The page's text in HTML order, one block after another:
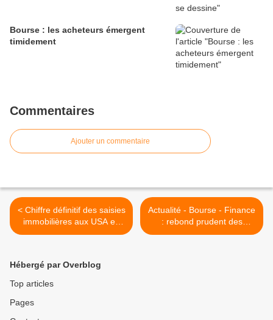
Bourse : les acheteurs émergent
timidement
Commentaires
Ajouter un commentaire
< Chiffre définitif des saisies
immobilières aux USA en
2006 et suivi des éléments
Actualité - Bourse - Finance
: rebond prudent des
bourses >
Hébergé par Overblog
Top articles
Pages